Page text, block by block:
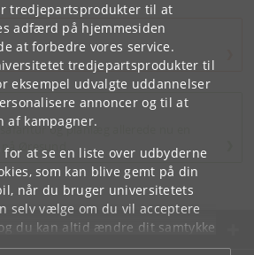
tredjepartsprodukter til at
adfærd på hjemmesiden
at forbedre vores service.
tredjepartsprodukter til
eksempel udvalgte uddannelser
annoncer og til at
af kampagner.
for at se en liste over udbyderne
som kan blive gemt på din
når du bruger universitetets
selv vælge om du vil acceptere
du kan altid ændre dit samtykke
som du finder i
og planlæg allerede nu en
Øresund